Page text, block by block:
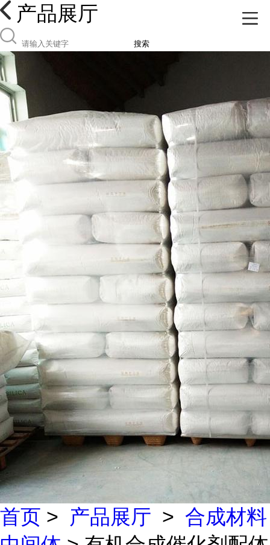
产品展厅
搜索
首页 > 产品展厅 > 合成材料